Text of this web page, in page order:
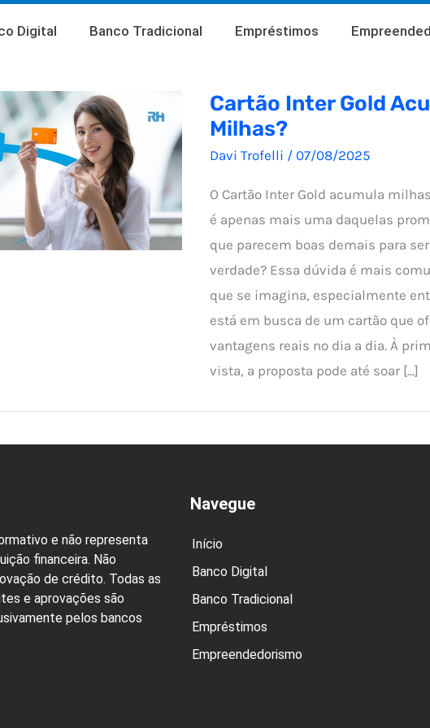
Digital Banco Tradicional Empréstimos
Cartão Inter Gold
Milhas?
Davi Trofelli / 07/08/2025
O Cartão Inter Gold acumula
é apenas mais uma daquelas
que parecem boas demais para ser
verdade? Essa dúvida é mais
que se imagina, especialmente
está em busca de um cartão que
vantagens reais no dia a dia. À
vista, a proposta pode até soar […]
e não representa
financeira. Não
de crédito. Todas as
e aprovações são
pelos bancos
Navegue
Início
Banco Digital
Banco Tradicional
Empréstimos
Empreendedorismo